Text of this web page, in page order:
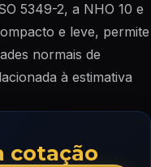
5349-2, a NHO 10 e
e leve, permite
normais de
à estimativa
cotação